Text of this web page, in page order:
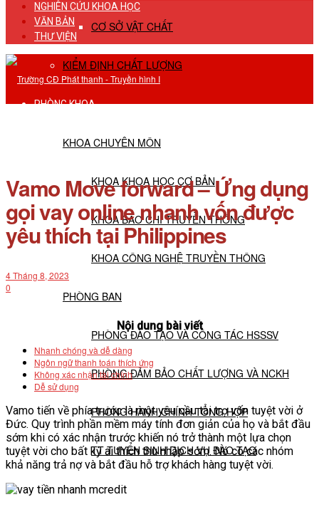
CƠ SỞ VẬT CHẤT
KIỂM ĐỊNH CHẤT LƯỢNG
PHÒNG KHOA
KHOA CHUYÊN MÔN
KHOA KHOA HỌC CƠ BẢN
KHOA BÁO CHÍ TRUYỀN THÔNG
KHOA CÔNG NGHỆ TRUYỀN THÔNG
PHÒNG BAN
PHÒNG ĐÀO TẠO VÀ CÔNG TÁC HSSSV
PHÒNG ĐẢM BẢO CHẤT LƯỢNG VÀ NCKH
PHÒNG HÀNH CHÍNH TỔNG HỢP
TT TUYỂN SINH DỊCH VỤ ĐÀO TẠO
NGHIÊN CỨU KHOA HỌC
NGHIÊN CỨU KHOA HỌC
VĂN BẢN
THƯ VIỆN
Vamo Move forward – Ứng dụng
gọi vay online nhanh vốn được
yêu thích tại Philippines
4 Tháng 8, 2023
0
Nội dung bài viết
Nhanh chóng và dễ dàng
Ngôn ngữ thanh toán thích ứng
Không xác nhận tài chính
Dễ sử dụng
Vamo tiến về phía trước là một yêu cầu tài trợ vốn tuyệt vời ở
Đức. Quy trình phần mềm máy tính đơn giản của họ và bắt đầu
sớm khi có xác nhận trước khiến nó trở thành một lựa chọn
tuyệt vời cho bất kỳ ai thích thu nhập sớm. Nó có các nhóm
khả năng trả nợ và bắt đầu hỗ trợ khách hàng tuyệt vời.